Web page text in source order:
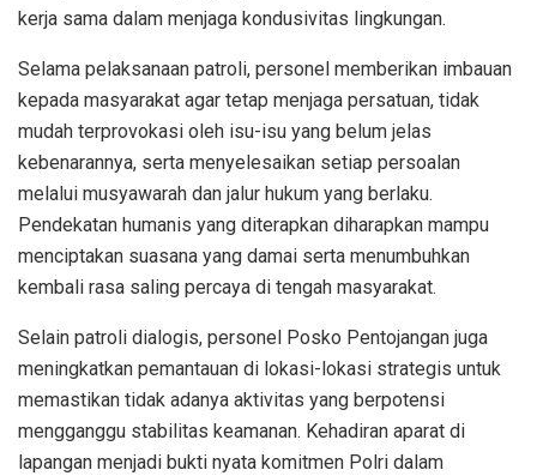
kerja sama dalam menjaga kondusivitas lingkungan.
Selama pelaksanaan patroli, personel memberikan imbauan
kepada masyarakat agar tetap menjaga persatuan, tidak
mudah terprovokasi oleh isu-isu yang belum jelas
kebenarannya, serta menyelesaikan setiap persoalan
melalui musyawarah dan jalur hukum yang berlaku.
Pendekatan humanis yang diterapkan diharapkan mampu
menciptakan suasana yang damai serta menumbuhkan
kembali rasa saling percaya di tengah masyarakat.
Selain patroli dialogis, personel Posko Pentojangan juga
meningkatkan pemantauan di lokasi-lokasi strategis untuk
memastikan tidak adanya aktivitas yang berpotensi
mengganggu stabilitas keamanan. Kehadiran aparat di
lapangan menjadi bukti nyata komitmen Polri dalam